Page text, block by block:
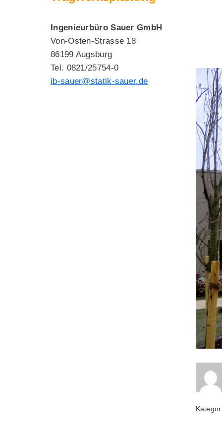
Ingenieurbüro Sauer GmbH
Von-Osten-Strasse 18
86199 Augsburg
Tel. 0821/25754-0
ib-sauer@statik-sauer.de